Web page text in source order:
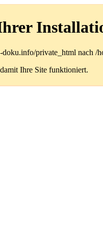
private_html nach
Ihre Site funktioniert.